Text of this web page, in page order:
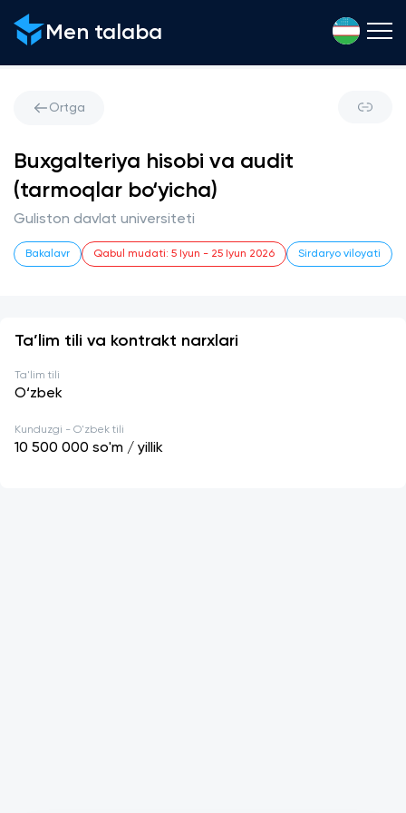
Men talaba
Ortga
Buxgalteriya hisobi va audit
(tarmoqlar bo‘yicha)
Guliston davlat universiteti
Bakalavr Qabul mudati: 5 Iyun - 25 Iyun 2026 Sirdaryo viloyati
Ta’lim tili va kontrakt narxlari
Ta'lim tili
O‘zbek
Kunduzgi - O'zbek tili
10 500 000 so'm / yillik